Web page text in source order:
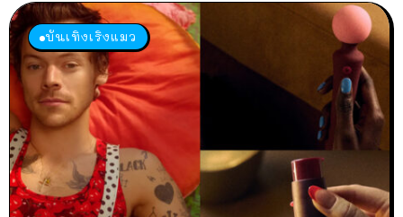
บันเทิงเริงแมว